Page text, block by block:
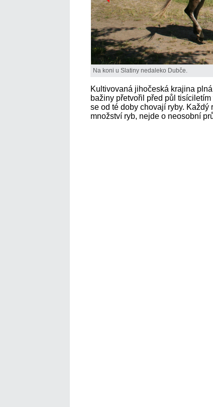
Na koni u Slatiny nedaleko Dubče.
Kultivovaná jihočeská krajina
bažiny přetvořil před půl
se od té doby chovají ryby.
množství ryb, nejde o neosobní